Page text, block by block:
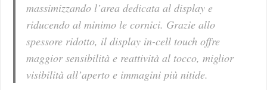
massimizzando l’area dedicata al display e
riducendo al minimo le cornici. Grazie allo
spessore ridotto, il display in-cell touch offre
maggior sensibilità e reattività al tocco, miglior
visibilità all’aperto e immagini più nitide.